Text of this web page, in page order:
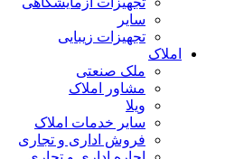
سایر
تجهیزات زیبایی
املاک
ملک صنعتی
مشاور املاک
ویلا
سایر خدمات املاک
فروش اداری و تجاری